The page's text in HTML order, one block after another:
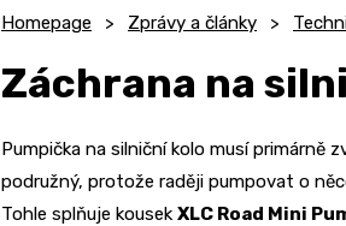
Homepage Zprávy a články
Záchrana na
Pumpička na silniční kolo musí primárně
podružný, protože raději pumpovat o
Tohle splňuje kousek XLC Road Mini